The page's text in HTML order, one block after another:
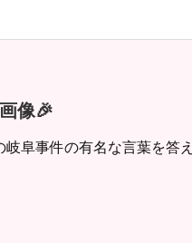
像🎉
岐阜事件の有名な言葉を答